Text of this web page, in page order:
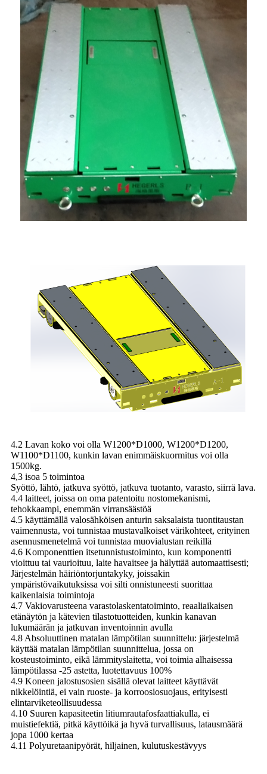
4.2 Lavan koko voi olla W1200*D1000, W1200*D1200,
W1100*D1100, kunkin lavan enimmäiskuormitus voi olla
1500kg.
4,3 isoa 5 toimintoa
Syöttö, lähtö, jatkuva syöttö, jatkuva tuotanto, varasto, siirrä lava.
4.4 laitteet, joissa on oma patentoitu nostomekanismi,
tehokkaampi, enemmän virransäästöä
4.5 käyttämällä valosähköisen anturin saksalaista tuontitaustan
vaimennusta, voi tunnistaa mustavalkoiset värikohteet, erityinen
asennusmenetelmä voi tunnistaa muovialustan reikillä
4.6 Komponenttien itsetunnistustoiminto, kun komponentti
vioittuu tai vaurioituu, laite havaitsee ja hälyttää automaattisesti;
Järjestelmän häiriöntorjuntakyky, joissakin
ympäristövaikutuksissa voi silti onnistuneesti suorittaa
kaikenlaisia ​​toimintoja
4.7 Vakiovarusteena varastolaskentatoiminto, reaaliaikaisen
etänäytön ja kätevien tilastotuotteiden, kunkin kanavan
lukumäärän ja jatkuvan inventoinnin avulla
4.8 Absoluuttinen matalan lämpötilan suunnittelu: järjestelmä
käyttää matalan lämpötilan suunnittelua, jossa on
kosteustoiminto, eikä lämmityslaitetta, voi toimia alhaisessa
lämpötilassa -25 astetta, luotettavuus 100%
4.9 Koneen jalostusosien sisällä olevat laitteet käyttävät
nikkelöintiä, ei vain ruoste- ja korroosiosuojaus, erityisesti
elintarviketeollisuudessa
4.10 Suuren kapasiteetin litiumrautafosfaattiakulla, ei
muistiefektiä, pitkä käyttöikä ja hyvä turvallisuus, latausmäärä
jopa 1000 kertaa
4.11 Polyuretaanipyörät, hiljainen, kulutuskestävyys